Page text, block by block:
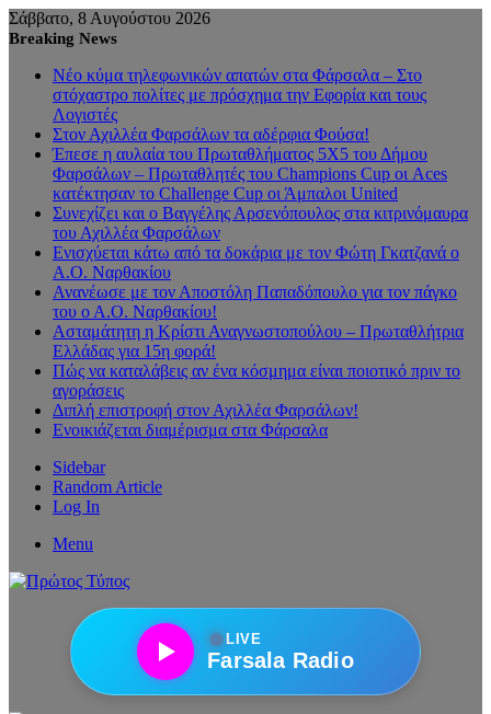
Σάββατο, 8 Αυγούστου 2026
Breaking News
Νέο κύμα τηλεφωνικών απατών στα Φάρσαλα – Στο
στόχαστρο πολίτες με πρόσχημα την Εφορία και τους
Λογιστές
Στον Αχιλλέα Φαρσάλων τα αδέρφια Φούσα!
Έπεσε η αυλαία του Πρωταθλήματος 5Χ5 του Δήμου
Φαρσάλων – Πρωταθλητές του Champions Cup οι Aces
κατέκτησαν το Challenge Cup οι Άμπαλοι United
Συνεχίζει και ο Βαγγέλης Αρσενόπουλος στα κιτρινόμαυρα
του Αχιλλέα Φαρσάλων
Ενισχύεται κάτω από τα δοκάρια με τον Φώτη Γκατζανά ο
Α.Ο. Ναρθακίου
Ανανέωσε με τον Αποστόλη Παπαδόπουλο για τον πάγκο
του ο Α.Ο. Ναρθακίου!
Ασταμάτητη η Κρίστι Αναγνωστοπούλου – Πρωταθλήτρια
Ελλάδας για 15η φορά!
Πώς να καταλάβεις αν ένα κόσμημα είναι ποιοτικό πριν το
αγοράσεις
Διπλή επιστροφή στον Αχιλλέα Φαρσάλων!
Ενοικιάζεται διαμέρισμα στα Φάρσαλα
Sidebar
Random Article
Log In
Menu
●LIVE
Farsala Radio